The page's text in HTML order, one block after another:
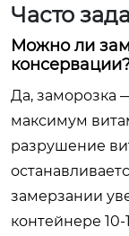
Часто
Можно ли
Да, заморозка
максимум
разрушение
замерзании
контейнере 10-